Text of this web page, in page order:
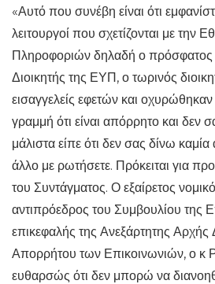
«Αυτό που συνέβη είναι ότι
λειτουργοί που σχετίζονται με την
Πληροφοριών δηλαδή ο πρόσφατος
Διοικητής της ΕΥΠ, ο τωρινός
εισαγγελείς εφετών και
γραμμή ότι είναι απόρρητο και δεν
μάλιστα είπε ότι δεν σας δίνω καμία
άλλο με ρωτήσετε. Πρόκειται για
του Συντάγματος. Ο εξαίρετος
αντιπρόεδρος του Συμβουλίου της
επικεφαλής της Ανεξάρτητης Αρχής
Απορρήτου των Επικοινωνιών, ο κ
ευθαρσώς ότι δεν μπορώ να